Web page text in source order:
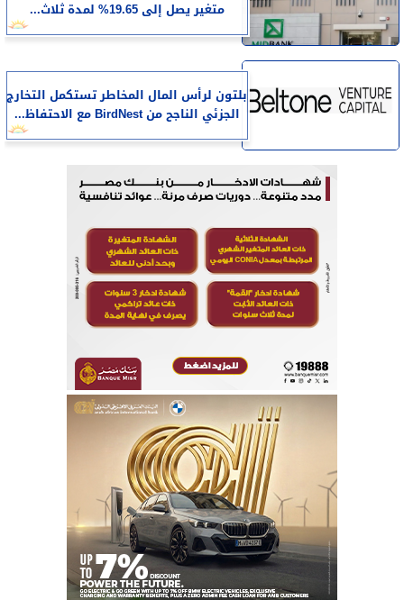
متغير يصل إلى 19.65% لمدة ثلاث...
بلتون لرأس المال المخاطر تستكمل التخارج
الجزئي الناجح من BirdNest مع الاحتفاظ...